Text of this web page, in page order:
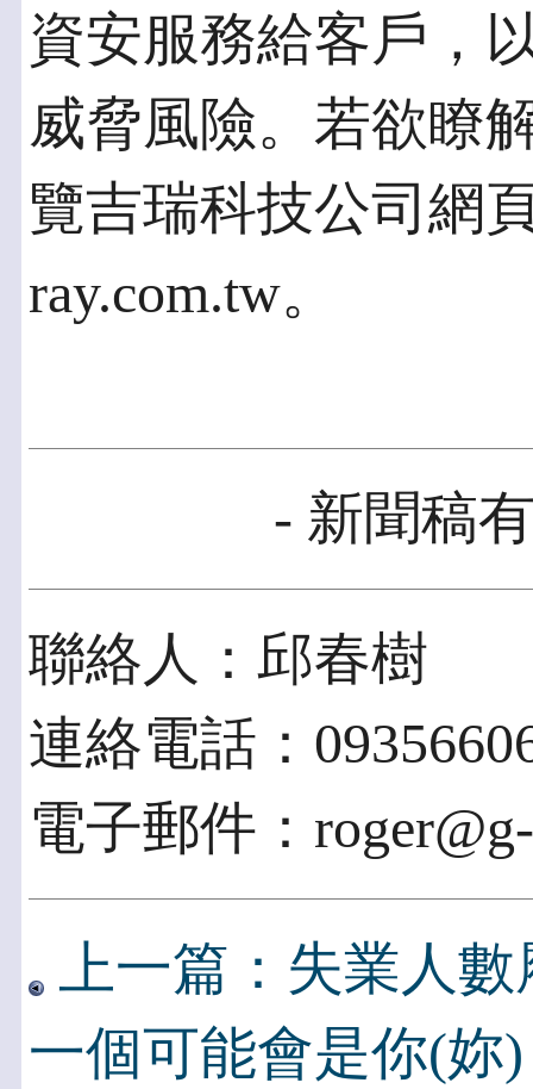
資安服務給客戶，
威脅風險。若欲瞭
覽吉瑞科技公司網
ray.com.tw。
- 新聞稿
聯絡人：邱春樹
連絡電話：
電子郵件：
上一篇：失業人
一個可能會是你(妳